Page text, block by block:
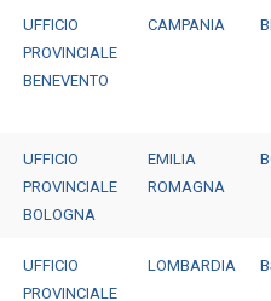
UFFICIO
PROVINCIALE
BENEVENTO
CAMPANIA
UFFICIO
PROVINCIALE
BOLOGNA
EMILIA
ROMAGNA
UFFICIO
PROVINCIALE
LOMBARDIA